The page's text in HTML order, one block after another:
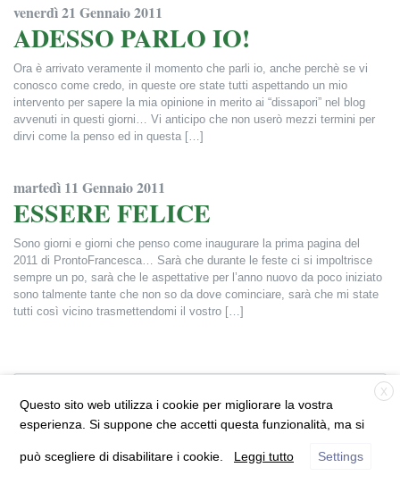
venerdì 21 Gennaio 2011
ADESSO PARLO IO!
Ora è arrivato veramente il momento che parli io, anche perchè se vi
conosco come credo, in queste ore state tutti aspettando un mio
intervento per sapere la mia opinione in merito ai “dissapori” nel blog
avvenuti in questi giorni… Vi anticipo che non userò mezzi termini per
dirvi come la penso ed in questa […]
martedì 11 Gennaio 2011
ESSERE FELICE
Sono giorni e giorni che penso come inaugurare la prima pagina del
2011 di ProntoFrancesca… Sarà che durante le feste ci si impoltrisce
sempre un po, sarà che le aspettative per l’anno nuovo da poco iniziato
sono talmente tante che non so da dove cominciare, sarà che mi state
tutti così vicino trasmettendomi il vostro […]
ProntoFrancesca.it
© 2026 Francesca Alderisi |Informativa Privacy |
Sito realizzato da
Flyer communication
X
Questo sito web utilizza i cookie per migliorare la vostra
esperienza. Si suppone che accetti questa funzionalità, ma si
può scegliere di disabilitare i cookie. Leggi tutto Settings